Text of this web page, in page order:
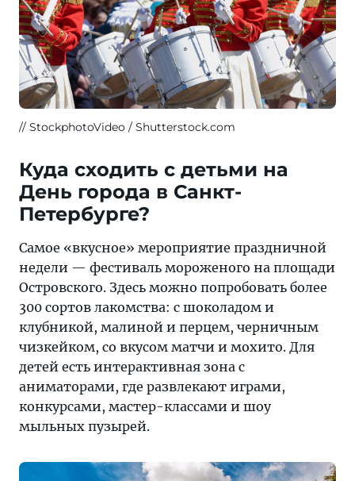
StockphotoVideo / Shutterstock.com
Куда сходить с детьми на
День города в Санкт-
Петербурге?
Самое «вкусное» мероприятие праздничной
недели — фестиваль мороженого на площади
Островского. Здесь можно попробовать более
300 сортов лакомства: с шоколадом и
клубникой, малиной и перцем, черничным
чизкейком, со вкусом матчи и мохито. Для
детей есть интерактивная зона с
аниматорами, где развлекают играми,
конкурсами, мастер-классами и шоу
мыльных пузырей.